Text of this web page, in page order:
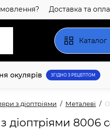
Доставка та
Каталог
окулярів ЗГІДНО З РЕЦЕПТОМ
з діоптріями Металеві
діоптріями 8006